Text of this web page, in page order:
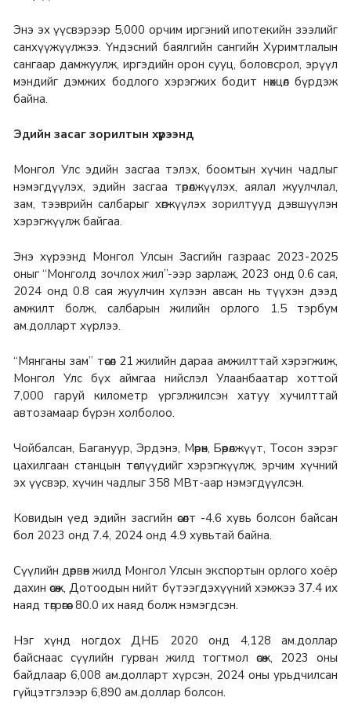
Энэ эх үүсвэрээр 5,000 орчим иргэний ипотекийн зээлийг
санхүүжүүлжээ. Үндэсний баялгийн сангийн Хуримтлалын
сангаар дамжуулж, иргэдийн орон сууц, боловсрол, эрүүл
мэндийг дэмжих бодлого хэрэгжих бодит нөхцөл бүрдэж
байна.
Эдийн засаг зорилтын хүрээнд
Монгол Улс эдийн засгаа тэлэх, боомтын хүчин чадлыг
нэмэгдүүлэх, эдийн засгаа төрөлжүүлэх, аялал жуулчлал,
зам, тээврийн салбарыг хөгжүүлэх зорилтууд дэвшүүлэн
хэрэгжүүлж байгаа.
Энэ хүрээнд Монгол Улсын Засгийн газраас 2023-2025
оныг “Монголд зочлох жил”-ээр зарлаж, 2023 онд 0.6 сая,
2024 онд 0.8 сая жуулчин хүлээн авсан нь түүхэн дээд
амжилт болж, салбарын жилийн орлого 1.5 тэрбум
ам.долларт хүрлээ.
“Мянганы зам” төсөл 21 жилийн дараа амжилттай хэрэгжиж,
Монгол Улс бүх аймгаа нийслэл Улаанбаатар хоттой
7,000 гаруй километр үргэлжилсэн хатуу хучилттай
автозамаар бүрэн холболоо.
Чойбалсан, Багануур, Эрдэнэ, Мөрөн, Бөөрөлжүүт, Тосон зэрэг
цахилгаан станцын төслүүдийг хэрэгжүүлж, эрчим хүчний
эх үүсвэр, хүчин чадлыг 358 МВт-аар нэмэгдүүлсэн.
Ковидын үед эдийн засгийн өсөлт -4.6 хувь болсон байсан
бол 2023 онд 7.4, 2024 онд 4.9 хувьтай байна.
Сүүлийн дөрвөн жилд Монгол Улсын экспортын орлого хоёр
дахин өсөж, Дотоодын нийт бүтээгдэхүүний хэмжээ 37.4 их
наяд төгрөгөөс 80.0 их наяд болж нэмэгдсэн.
Нэг хүнд ногдох ДНБ 2020 онд 4,128 ам.доллар
байснаас сүүлийн гурван жилд тогтмол өсөж, 2023 оны
байдлаар 6,008 ам.долларт хүрсэн, 2024 оны урьдчилсан
гүйцэтгэлээр 6,890 ам.доллар болсон.